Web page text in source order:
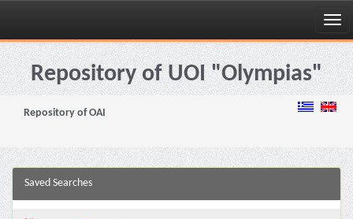
Skip
navigationRepository of UOI "Olympias"
Repository of OAI
Saved Searches